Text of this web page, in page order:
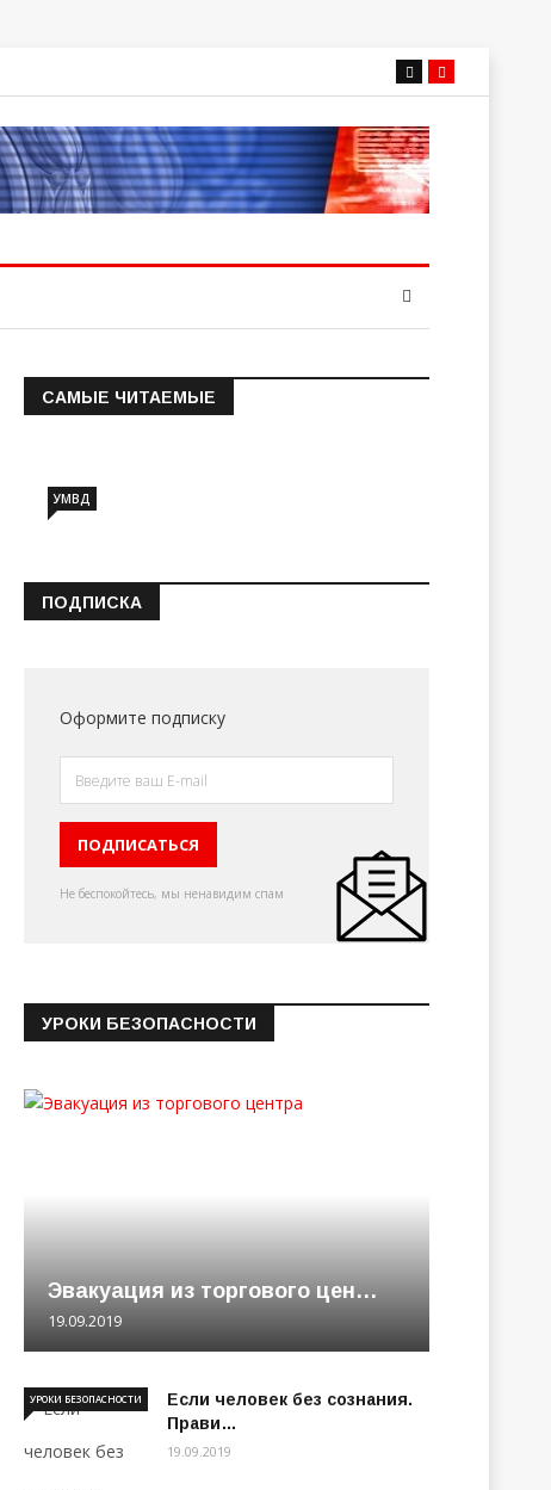
САМЫЕ ЧИТАЕМЫЕ
Информация о состоянии
УМВД
ПОДПИСКА
Оформите подписку
Не беспокойтесь, мы ненавидим спам
УРОКИ БЕЗОПАСНОСТИ
Эвакуация из торгового цен…
19.09.2019
Если человек без сознания.
Прави…
УРОКИ БЕЗОПАСНОСТИ
19.09.2019